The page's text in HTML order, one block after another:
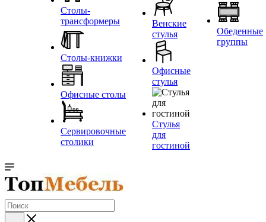
Столы-
трансформеры
Столы-книжки
Офисные столы
Сервировочные
столики
Венские
стулья
Офисные
стулья
Стулья
для
гостиной
Обеденные
группы